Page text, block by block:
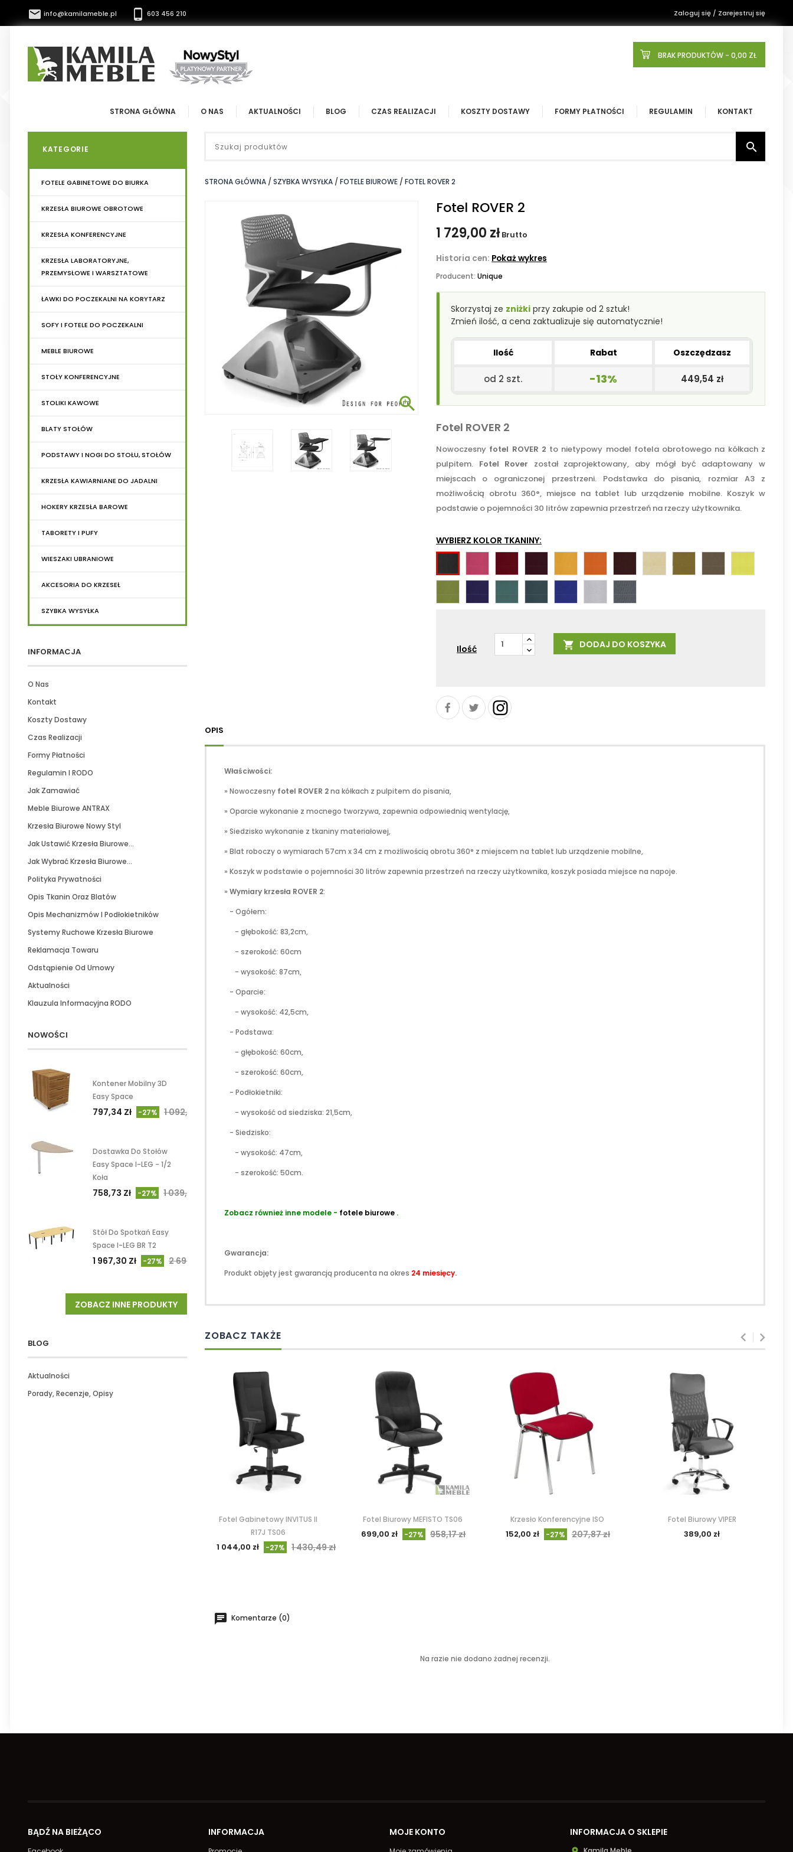
 info@kamilameble.pl  603 456 210 Zaloguj się / Zarejestruj się
BRAK PRODUKTÓW - 0,00 ZŁ
STRONA GŁÓWNA O NAS AKTUALNOŚCI BLOG CZAS REALIZACJI KOSZTY DOSTAWY FORMY PŁATNOŚCI REGULAMIN KONTAKT

KATEGORIE
FOTELE GABINETOWE DO BIURKA
KRZESŁA BIUROWE OBROTOWE
KRZESŁA KONFERENCYJNE
KRZESŁA LABORATORYJNE,
PRZEMYSŁOWE I WARSZTATOWE
ŁAWKI DO POCZEKALNI NA KORYTARZ
SOFY I FOTELE DO POCZEKALNI
MEBLE BIUROWE
STOŁY KONFERENCYJNE
STOLIKI KAWOWE
BLATY STOŁÓW
PODSTAWY I NOGI DO STOŁU, STOŁÓW
KRZESŁA KAWIARNIANE DO JADALNI
HOKERY KRZESŁA BAROWE
TABORETY I PUFY
WIESZAKI UBRANIOWE
AKCESORIA DO KRZESEŁ
SZYBKA WYSYŁKA
INFORMACJA
O Nas
Kontakt
Koszty Dostawy
Czas Realizacji
Formy Płatności
Regulamin I RODO
Jak Zamawiać
Meble Biurowe ANTRAX
Krzesła Biurowe Nowy Styl
Jak Ustawić Krzesła Biurowe...
Jak Wybrać Krzesła Biurowe...
Polityka Prywatności
Opis Tkanin Oraz Blatów
Opis Mechanizmów I Podłokietników
Systemy Ruchowe Krzesła Biurowe
Reklamacja Towaru
Odstąpienie Od Umowy
Aktualności
Klauzula Informacyjna RODO
NOWOŚCI
Kontener Mobilny 3D
Easy Space
797,34 Zł -27% 1 092,24 Zł
Dostawka Do Stołów
Easy Space I-LEG - 1/2
Koła
758,73 Zł -27% 1 039,35 Zł
Stół Do Spotkań Easy
Space I-LEG BR T2
1 967,30 Zł -27% 2 694,93 Zł
ZOBACZ INNE PRODUKTY
BLOG
Aktualności
Porady, Recenzje, Opisy
STRONA GŁÓWNA SZYBKA WYSYŁKA FOTELE BIUROWE FOTEL ROVER 2

Fotel ROVER 2
1 729,00 zł Brutto
Historia cen: Pokaż wykres
Producent: Unique
Skorzystaj ze zniżki przy zakupie od 2 sztuk!
Zmień ilość, a cena zaktualizuje się automatycznie!
Ilość Rabat Oszczędzasz
od 2 szt. -13% 449,54 zł
Fotel ROVER 2
Nowoczesny fotel ROVER 2 to nietypowy model fotela obrotowego na kółkach z
pulpitem. Fotel Rover został zaprojektowany, aby mógł być adaptowany w
miejscach o ograniczonej przestrzeni. Podstawka do pisania, rozmiar A3 z
możliwością obrotu 360°, miejsce na tablet lub urządzenie mobilne. Koszyk w
podstawie o pojemności 30 litrów zapewnia przestrzeń na rzeczy użytkownika.
WYBIERZ KOLOR TKANINY:
BLACK MAGENTADEEPREDBURGUNDYHONEY MANDARINCOCOABUTTERCUP
BL408
KHAKI
TAUPE MUSTARD
OLIVE
NAVYBLUETEALBLUESTEELBLUEROYALBLUESNOWY
BL417
Slategrey
Ilość  DODAJ DO KOSZYKA
OPIS
Właściwości:
» Nowoczesny fotel ROVER 2na kółkach z pulpitem do pisania,
» Oparcie wykonanie z mocnego tworzywa, zapewnia odpowiednią wentylację,
» Siedzisko wykonanie z tkaniny materiałowej,
» Blat roboczy o wymiarach 57cm x 34 cm z możliwością obrotu 360° z miejscem na tablet lub urządzenie mobilne,
» Koszyk w podstawie o pojemności 30 litrów zapewnia przestrzeń na rzeczy użytkownika, koszyk posiada miejsce na napoje.
» Wymiary krzesła ROVER 2:
- Ogółem:
- głębokość: 83,2cm,
- szerokość: 60cm
- wysokość: 87cm,
- Oparcie:
- wysokość: 42,5cm,
- Podstawa:
- głębokość: 60cm,
- szerokość: 60cm,
- Podłokietniki:
- wysokość od siedziska: 21,5cm,
- Siedzisko:
- wysokość: 47cm,
- szerokość: 50cm.
Zobacz również inne modele - fotele biurowe .
Gwarancja:
Produkt objęty jest gwarancją producenta na okres 24 miesięcy.
ZOBACZ TAKŻE
Fotel Gabinetowy INVITUS II
R17J TS06
1 044,00 zł -27% 1 430,49 zł
Fotel Biurowy MEFISTO TS06
699,00 zł -27% 958,17 zł
Krzesło Konferencyjne ISO
152,00 zł -27% 207,87 zł
Fotel Biurowy VIPER
389,00 zł
Komentarze (0)
Na razie nie dodano żadnej recenzji.
BĄDŹ NA BIEŻĄCO INFORMACJA MOJE KONTO INFORMACJA O SKLEPIE